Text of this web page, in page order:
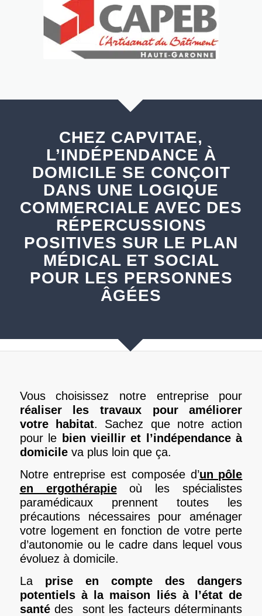
CHEZ CAPVITAE,
L’INDÉPENDANCE À
DOMICILE SE CONÇOIT
DANS UNE LOGIQUE
COMMERCIALE AVEC DES
RÉPERCUSSIONS
POSITIVES SUR LE PLAN
MÉDICAL ET SOCIAL
POUR LES PERSONNES
ÂGÉES
Vous choisissez notre entreprise pour
réaliser les travaux pour améliorer
votre habitat. Sachez que notre action
pour le bien vieillir et l’indépendance à
domicileva plus loin que ça.
Notre entreprise est composée d’un pôle
en ergothérapieoù les spécialistes
paramédicaux prennent toutes les
précautions nécessaires pour aménager
votre logement en fonction de votre perte
d’autonomie ou le cadre dans lequel vous
évoluez à domicile.
La prise en compte des dangers
potentiels à la maison liés à l’état de
santédes
sont les facteurs déterminants